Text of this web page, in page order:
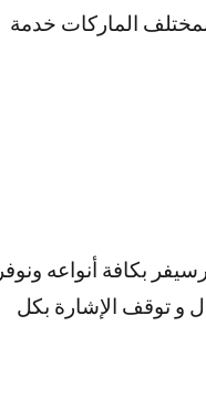
الماركات خدمة
بكافة أنواعه ونوفر
و توقف الإشارة بكل